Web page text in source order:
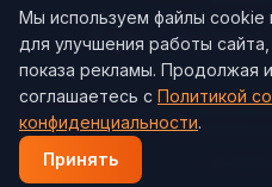
О нас Контакты
Политика конфиденциальности
Мы используем файлы cookie
для улучшения работы
показа рекламы. Продолжая
соглашаетесь с Политикой
конфиденциальности.
Принять